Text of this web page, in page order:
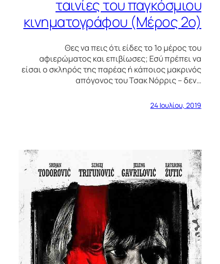
ταινίες του παγκόσμιου
κινηματογράφου (Μέρος 2ο)
Θες να πεις ότι είδες το 1ο μέρος του
αφιερώματος και επιβίωσες; Εσύ πρέπει να
είσαι ο σκληρός της παρέας ή κάποιος μακρινός
απόγονος του Τσακ Νόρρις – δεν…
24 Ιουλίου, 2019